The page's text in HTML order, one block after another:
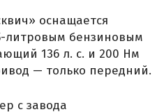
оснащается
литровым бензиновым
136 л. с. и 200 Нм
— только передний.
с завода